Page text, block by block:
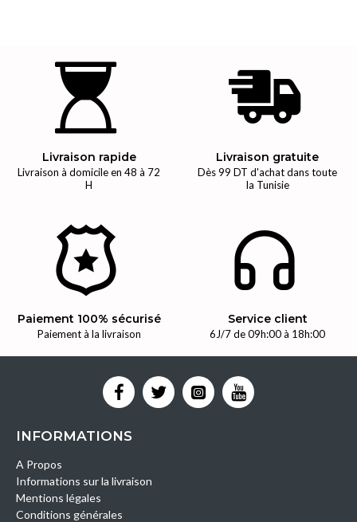
Livraison rapide
Livraison à domicile en 48 à 72
H
Livraison gratuite
Dès 99 DT d'achat dans toute
la Tunisie
Paiement 100% sécurisé
Paiement à la livraison
Service client
6J/7 de 09h:00 à 18h:00
INFORMATIONS
A Propos
Informations sur la livraison
Mentions légales
Conditions générales